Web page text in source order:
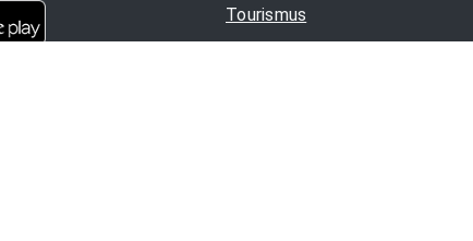
Tourismus